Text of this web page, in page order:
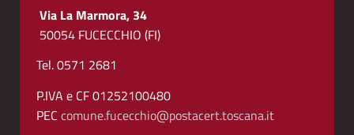
Via La Marmora, 34
50054 FUCECCHIO (FI)
Tel. 0571 2681
P.IVA e CF 01252100480
PEC comune.fucecchio@postacert.toscana.it